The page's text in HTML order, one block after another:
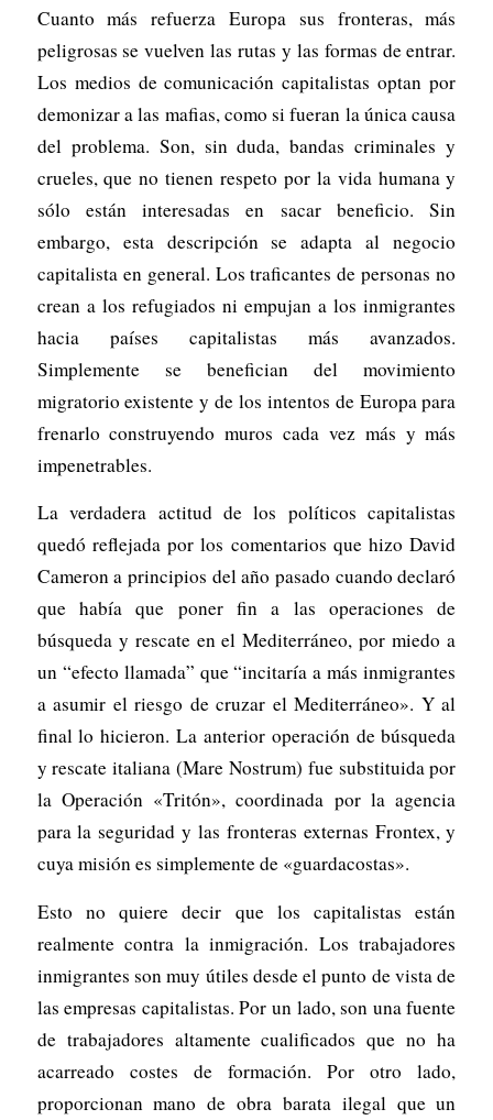
Cuanto más refuerza Europa sus fronteras, más
peligrosas se vuelven las rutas y las formas de entrar.
Los medios de comunicación capitalistas optan por
demonizar a las mafias, como si fueran la única causa
del problema. Son, sin duda, bandas criminales y
crueles, que no tienen respeto por la vida humana y
sólo están interesadas en sacar beneficio. Sin
embargo, esta descripción se adapta al negocio
capitalista en general. Los traficantes de personas no
crean a los refugiados ni empujan a los inmigrantes
hacia países capitalistas más avanzados.
Simplemente se benefician del movimiento
migratorio existente y de los intentos de Europa para
frenarlo construyendo muros cada vez más y más
impenetrables.
La verdadera actitud de los políticos capitalistas
quedó reflejada por los comentarios que hizo David
Cameron a principios del año pasado cuando declaró
que había que poner fin a las operaciones de
búsqueda y rescate en el Mediterráneo, por miedo a
un “efecto llamada” que “incitaría a más inmigrantes
a asumir el riesgo de cruzar el Mediterráneo». Y al
final lo hicieron. La anterior operación de búsqueda
y rescate italiana (Mare Nostrum) fue substituida por
la Operación «Tritón», coordinada por la agencia
para la seguridad y las fronteras externas Frontex, y
cuya misión es simplemente de «guardacostas».
Esto no quiere decir que los capitalistas están
realmente contra la inmigración. Los trabajadores
inmigrantes son muy útiles desde el punto de vista de
las empresas capitalistas. Por un lado, son una fuente
de trabajadores altamente cualificados que no ha
acarreado costes de formación. Por otro lado,
proporcionan mano de obra barata ilegal que un